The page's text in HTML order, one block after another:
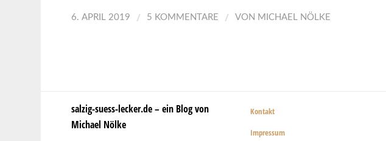
6. APRIL 2019 / 5 KOMMENTARE / VON MICHAEL NÖLKE
salzig-suess-lecker.de – ein Blog von
Michael Nölke
Kontakt
Impressum